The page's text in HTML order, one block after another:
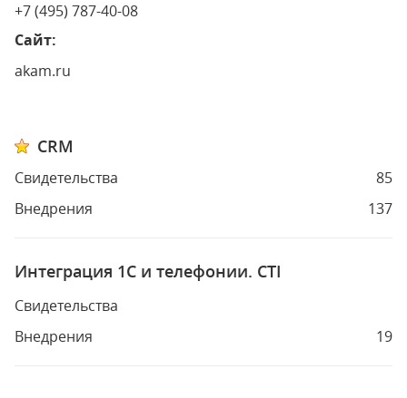
+7 (495) 787-40-08
Сайт:
akam.ru
CRM
Свидетельства
85
Внедрения
137
Интеграция 1С и телефонии. CTI
Свидетельства
Внедрения
19